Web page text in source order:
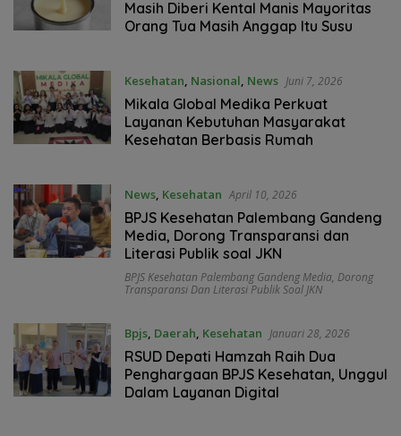
Masih Diberi Kental Manis Mayoritas
Orang Tua Masih Anggap Itu Susu
Kesehatan, Nasional, News Juni 7, 2026
Mikala Global Medika Perkuat
Layanan Kebutuhan Masyarakat
Kesehatan Berbasis Rumah
News, Kesehatan April 10, 2026
BPJS Kesehatan Palembang Gandeng
Media, Dorong Transparansi dan
Literasi Publik soal JKN
BPJS Kesehatan Palembang Gandeng Media, Dorong
Transparansi Dan Literasi Publik Soal JKN
Bpjs, Daerah, Kesehatan Januari 28, 2026
RSUD Depati Hamzah Raih Dua
Penghargaan BPJS Kesehatan, Unggul
Dalam Layanan Digital